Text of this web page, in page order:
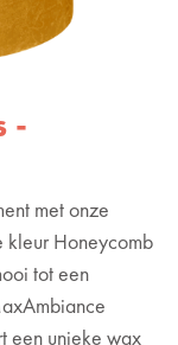
-
met onze
kleur Honeycomb
tot een
een unieke wax